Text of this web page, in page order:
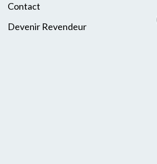
Contact
Devenir Revendeur